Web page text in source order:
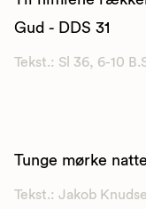
Gud - DDS 31
Tekst.: Sl 36, 6-10
Tunge mørke
Tekst.: Jakob